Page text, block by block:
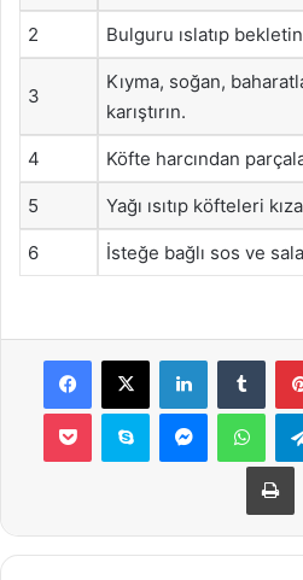
2 Bulguru ıslatıp
3
Kıyma, soğan,
karıştırın.
4 Köfte harcından
5 Yağı ısıtıp köfteleri
6 İsteğe bağlı sos ve
Facebook
X LinkedIn
Pocket Skype Messenger